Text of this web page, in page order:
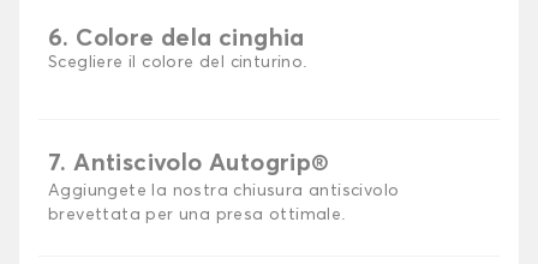
6. Colore dela cinghia
Scegliere il colore del cinturino.
7. Antiscivolo Autogrip®
Aggiungete la nostra chiusura antiscivolo
brevettata per una presa ottimale.